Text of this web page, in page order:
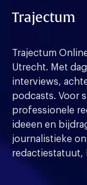
Trajectum
Trajectum
Utrecht. Met
interviews,
podcasts. Voor
professionele
ideeen en
journalistieke
redactiestatuut,